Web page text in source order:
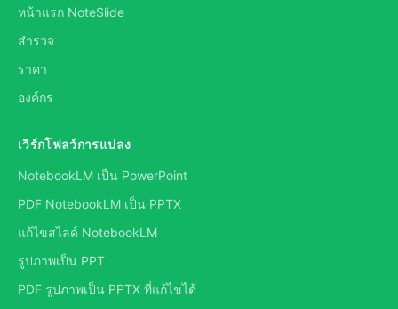
หน้าแรก NoteSlide
สำรวจ
ราคา
องค์กร
เวิร์กโฟลว์การแปลง
NotebookLM เป็น PowerPoint
PDF NotebookLM เป็น PPTX
แก้ไขสไลด์ NotebookLM
รูปภาพเป็น PPT
PDF รูปภาพเป็น PPTX ที่แก้ไขได้